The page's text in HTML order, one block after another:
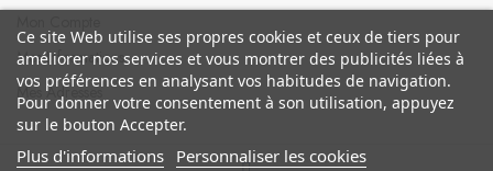
Mes Informations
Mes Adresses
Ce site Web utilise ses propres cookies et ceux de tiers pour
améliorer nos services et vous montrer des publicités liées à
vos préférences en analysant vos habitudes de navigation.
Pour donner votre consentement à son utilisation, appuyez
sur le bouton Accepter.
Plus d'informations Personnaliser les cookies